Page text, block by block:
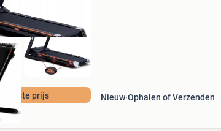
beste prijs Nieuw Ophalen of Verzenden